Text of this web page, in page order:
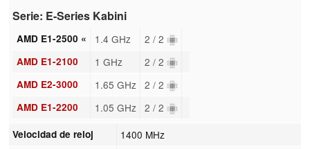
Serie: E-Series Kabini
AMD E1-2500 « 1.4 GHz 2 / 2
AMD E1-2100 1 GHz 2 / 2
AMD E2-3000 1.65 GHz 2 / 2
AMD E1-2200 1.05 GHz 2 / 2
Velocidad de reloj 1400 MHz